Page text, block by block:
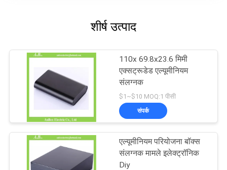
शीर्ष उत्पाद
110x 69.8x23.6 मिमी
एक्सट्रूडेड एल्यूमीनियम
संलग्नक
$1~$10 MOQ:1 पीसी
संपर्क
एल्यूमीनियम परियोजना बॉक्स
संलग्नक मामले इलेक्ट्रॉनिक
Diy